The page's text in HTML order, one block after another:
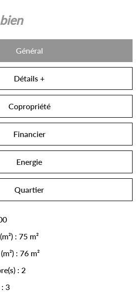
Général
Détails +
Copropriété
Financier
Energie
Quartier
: 75 m²
: 76 m²
: 2
3